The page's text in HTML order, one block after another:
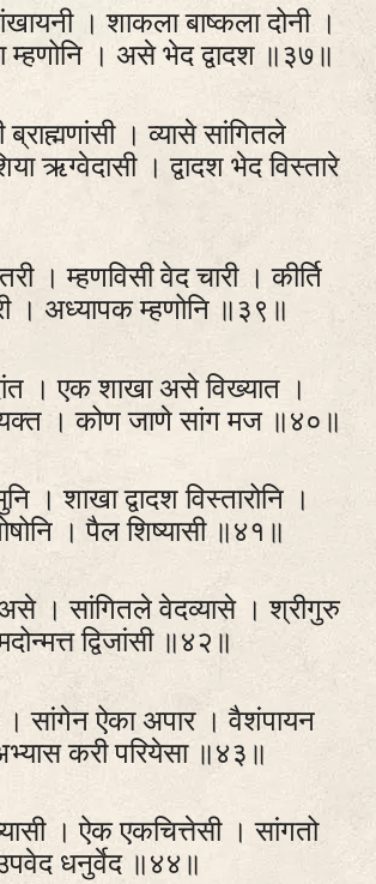
। शाकला बाष्कला दोनी ।
म्हणोनि । असे भेद द्वादश ॥३७॥
। व्यासे सांगितले
ऋग्वेदासी । द्वादश भेद विस्तारे
। म्हणविसी वेद चारी । कीर्ति
। अध्यापक म्हणोनि ॥३९॥
। एक शाखा असे विख्यात ।
। कोण जाणे सांग मज ॥४०॥
। शाखा द्वादश विस्तारोनि ।
। पैल शिष्यासी ॥४१॥
। सांगितले वेदव्यासे । श्रीगुरु
द्विजांसी ॥४२॥
। सांगेन ऐका अपार । वैशंपायन
करी परियेसा ॥४३॥
। ऐक एकचित्तेसी । सांगतो
धनुर्वेद ॥४४॥